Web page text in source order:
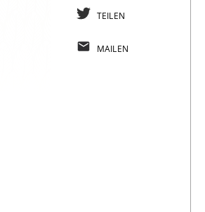
TEILEN
MAILEN